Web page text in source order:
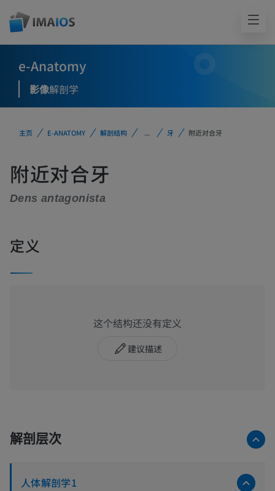
e-Anatomy
影像解剖学
主页 E-ANATOMY 解剖结构 ... 牙 附近对合牙
附近对合牙
Dens antagonista
定义
这个结构还没有定义
建议描述
解剖层次
人体解剖学1